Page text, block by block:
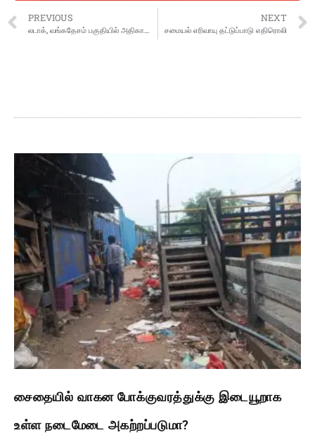
PREVIOUS NEXT
சமையல் எரிவாயு தட்டுப்பாடு எதிரொலி
சைதையில் வாகன போக்குவரத்துக்கு இடையூறாக
உள்ள நடைமேடை அகற்றப்படுமா?